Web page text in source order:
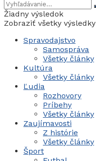
Žiadny výsledok
Zobraziť všetky výsledky
Spravodajstvo
Samospráva
Všetky články
Kultúra
Všetky články
Ľudia
Rozhovory
Príbehy
Všetky články
Zaujímavosti
Z histórie
Všetky články
Šport